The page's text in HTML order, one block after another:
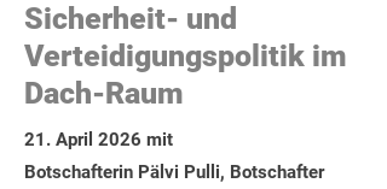
Sicherheit- und
Verteidigungspolitik im
Dach-Raum
21. April 2026 mit
Botschafterin Pälvi Pulli, Botschafter